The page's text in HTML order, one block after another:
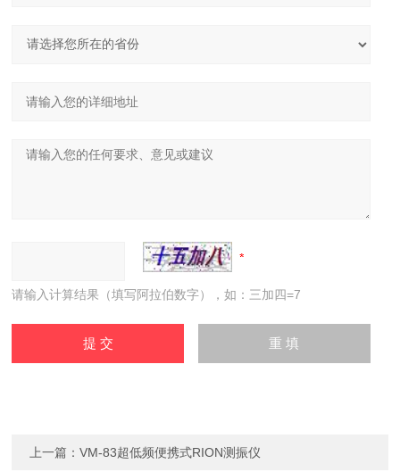
请输入计算结果（填写阿拉伯数字），如：三加四=7
上一篇：VM-83超低频便携式RION测振仪